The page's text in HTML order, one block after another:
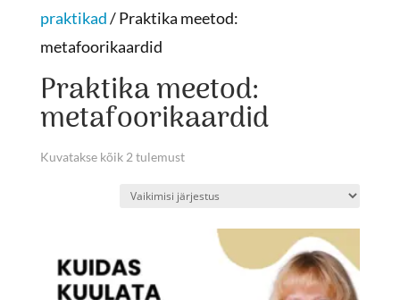
praktikad/ Praktika meetod:
metafoorikaardid
Praktika meetod:
metafoorikaardid
Kuvatakse kõik 2 tulemust